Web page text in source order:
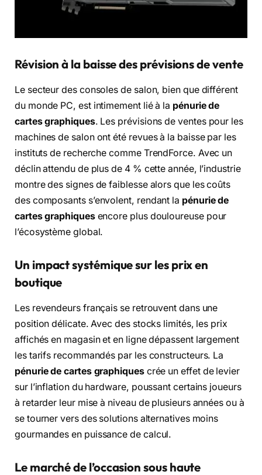
Révision à la baisse des prévisions de vente
Le secteur des consoles de salon, bien que différent
du monde PC, est intimement lié à la pénurie de
cartes graphiques. Les prévisions de ventes pour les
machines de salon ont été revues à la baisse par les
instituts de recherche comme TrendForce. Avec un
déclin attendu de plus de 4 % cette année, l’industrie
montre des signes de faiblesse alors que les coûts
des composants s’envolent, rendant la pénurie de
cartes graphiquesencore plus douloureuse pour
l’écosystème global.
Un impact systémique sur les prix en
boutique
Les revendeurs français se retrouvent dans une
position délicate. Avec des stocks limités, les prix
affichés en magasin et en ligne dépassent largement
les tarifs recommandés par les constructeurs. La
pénurie de cartes graphiquescrée un effet de levier
sur l’inflation du hardware, poussant certains joueurs
à retarder leur mise à niveau de plusieurs années ou à
se tourner vers des solutions alternatives moins
gourmandes en puissance de calcul.
Le marché de l’occasion sous haute